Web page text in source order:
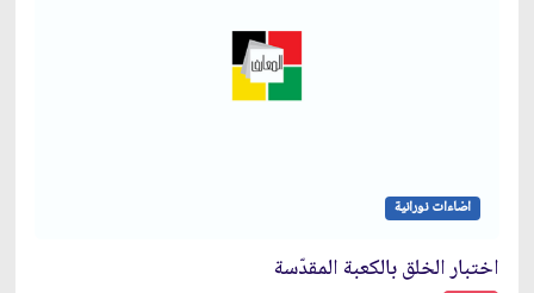
اضاءات نورانية
اختبار الخلق بالكعبة المقدّسة